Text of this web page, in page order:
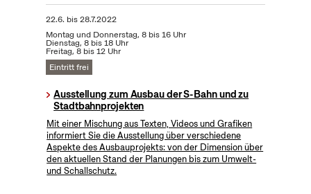
22.6. bis28.7.2022
Montag und Donnerstag, 8 bis 16 Uhr
Dienstag, 8 bis 18 Uhr
Freitag, 8 bis 12 Uhr
Eintritt frei
Ausstellung zum Ausbau der S-Bahn und zu
Stadtbahnprojekten
Mit einer Mischung aus Texten, Videos und Grafiken
informiert Sie die Ausstellung über verschiedene
Aspekte des Ausbauprojekts: von der Dimension über
den aktuellen Stand der Planungen bis zum Umwelt-
und Schallschutz.